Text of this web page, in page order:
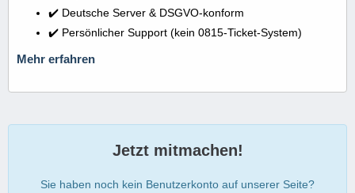
✔️ Deutsche Server & DSGVO-konform
✔️ Persönlicher Support (kein 0815-Ticket-System)
Mehr erfahren
Jetzt mitmachen!
Sie haben noch kein Benutzerkonto auf unserer Seite?